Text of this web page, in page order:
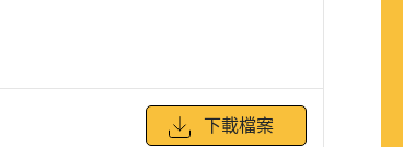
下載檔案